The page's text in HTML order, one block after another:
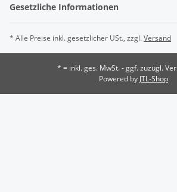
Gesetzliche Informationen
* Alle Preise inkl. gesetzlicher USt., zzgl.Versand
* = inkl. ges. MwSt. - ggf. zuzügl.
Powered by JTL-Shop